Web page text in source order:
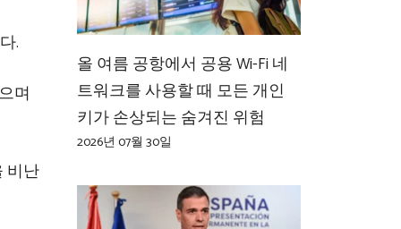
.
며
비난
올 여름 공항에서 공용 Wi-Fi 네
트워크를 사용할 때 모든 개인
키가 손상되는 숨겨진 위험
2026년 07월 30일